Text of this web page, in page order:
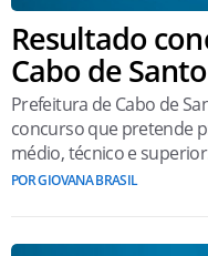
Resultado
Cabo de
Prefeitura de Cabo de
concurso que pretende
médio, técnico e
POR GIOVANA BRASIL